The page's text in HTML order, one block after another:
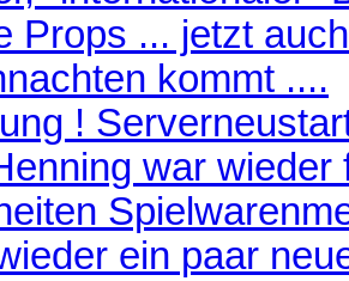
Props ... jetzt
kommt ....
!
war wieder
ein paar